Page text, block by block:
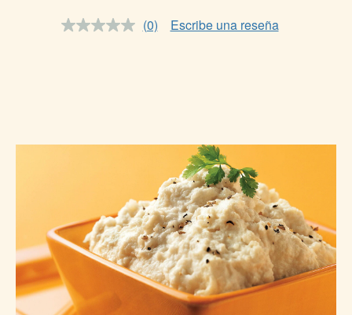
Sin
(0) Escribe una reseña